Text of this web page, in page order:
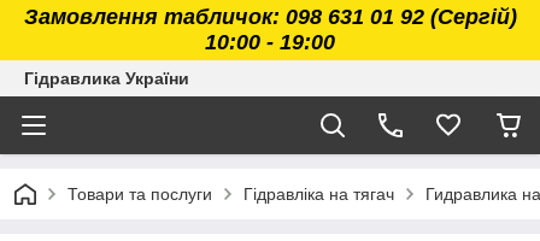
Замовлення табличок: 098 631 01 92 (Сергій)
10:00 - 19:00
Гідравлика України
Товари та послуги Гідравліка на тягач Гидравлика